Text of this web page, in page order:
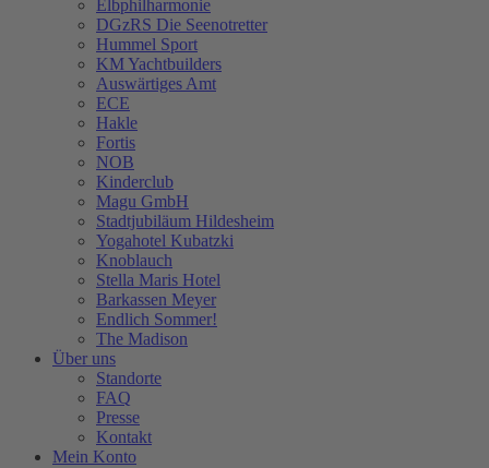
Elbphilharmonie
DGzRS Die Seenotretter
Hummel Sport
KM Yachtbuilders
Auswärtiges Amt
ECE
Hakle
Fortis
NOB
Kinderclub
Magu GmbH
Stadtjubiläum Hildesheim
Yogahotel Kubatzki
Knoblauch
Stella Maris Hotel
Barkassen Meyer
Endlich Sommer!
The Madison
Über uns
Standorte
FAQ
Presse
Kontakt
Mein Konto